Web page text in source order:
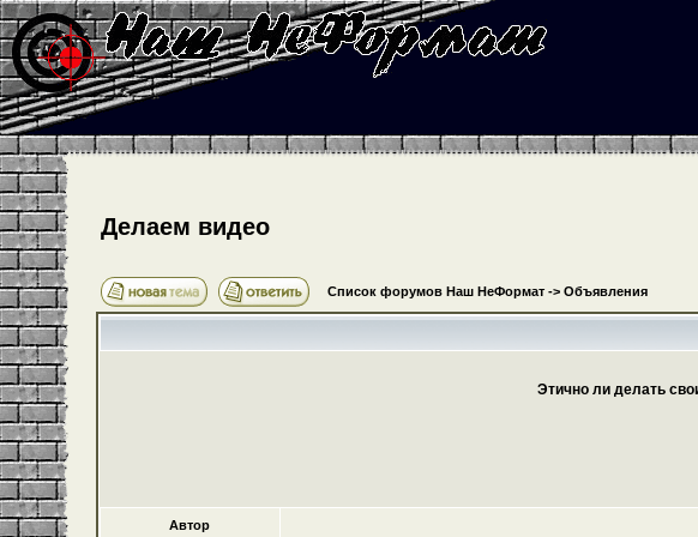
Делаем видео
Список форумов Наш НеФормат-> Объявления
Этично ли делать
Автор